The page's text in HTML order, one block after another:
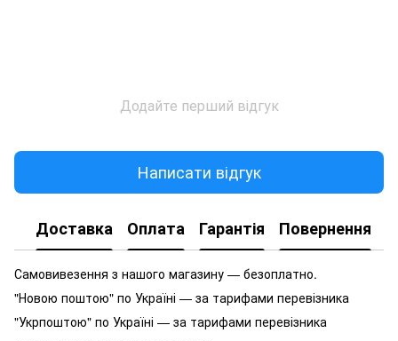
Додайте перший відгук
Написати відгук
Доставка Оплата Гарантія Повернення
Самовивезення з нашого магазину — безоплатно.
"Новою поштою" по Україні — за тарифами перевізника
"Укрпоштою" по Україні — за тарифами перевізника